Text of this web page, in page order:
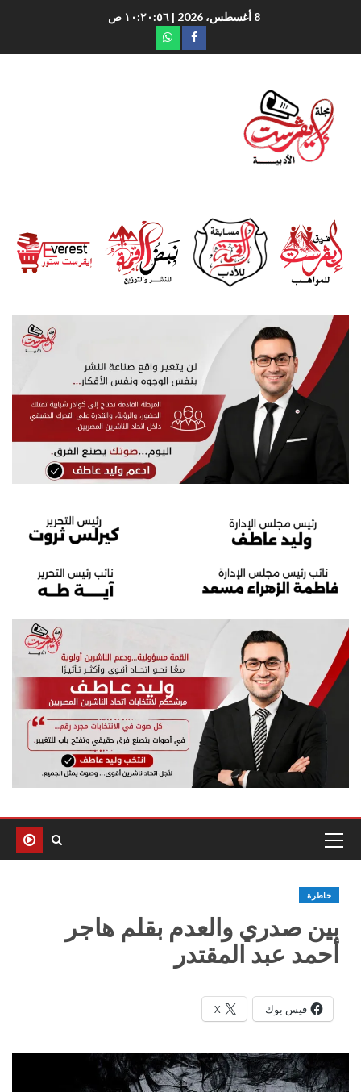
8 أغسطس، 2026 | ١٠:٢٠:٥٧ ص
خاطرة
بين صدري والعدم بقلم هاجر
أحمد عبد المقتدر
فيس بوك X